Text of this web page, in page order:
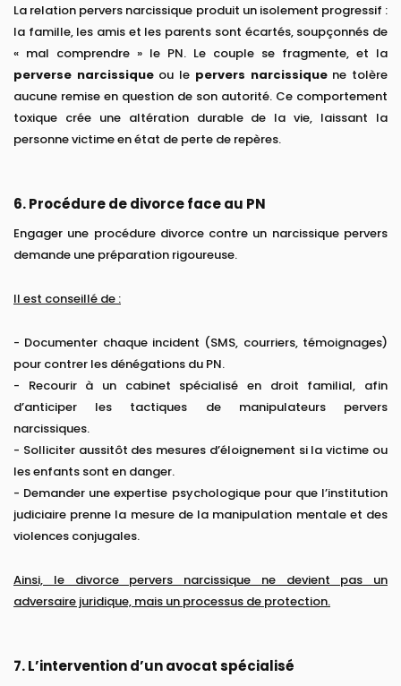
La relation pervers narcissique produit un isolement progressif :
la famille, les amis et les parents sont écartés, soupçonnés de
« mal comprendre » le PN. Le couple se fragmente, et la
perverse narcissiqueou le pervers narcissiquene tolère
aucune remise en question de son autorité. Ce comportement
toxique crée une altération durable de la vie, laissant la
personne victime en état de perte de repères.
6. Procédure de divorce face au PN
Engager une procédure divorce contre un narcissique pervers
demande une préparation rigoureuse.
Il est conseillé de :
- Documenter chaque incident (SMS, courriers, témoignages)
pour contrer les dénégations du PN.
- Recourir à un cabinet spécialisé en droit familial, afin
d’anticiper les tactiques de manipulateurs pervers
narcissiques.
- Solliciter aussitôt des mesures d’éloignement si la victime ou
les enfants sont en danger.
- Demander une expertise psychologique pour que l’institution
judiciaire prenne la mesure de la manipulation mentale et des
violences conjugales.
Ainsi, le divorce pervers narcissique ne devient pas un
adversaire juridique, mais un processus de protection.
7. L’intervention d’un avocat spécialisé